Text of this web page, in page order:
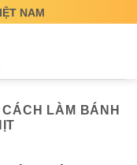
NAM
LÀM BÁNH